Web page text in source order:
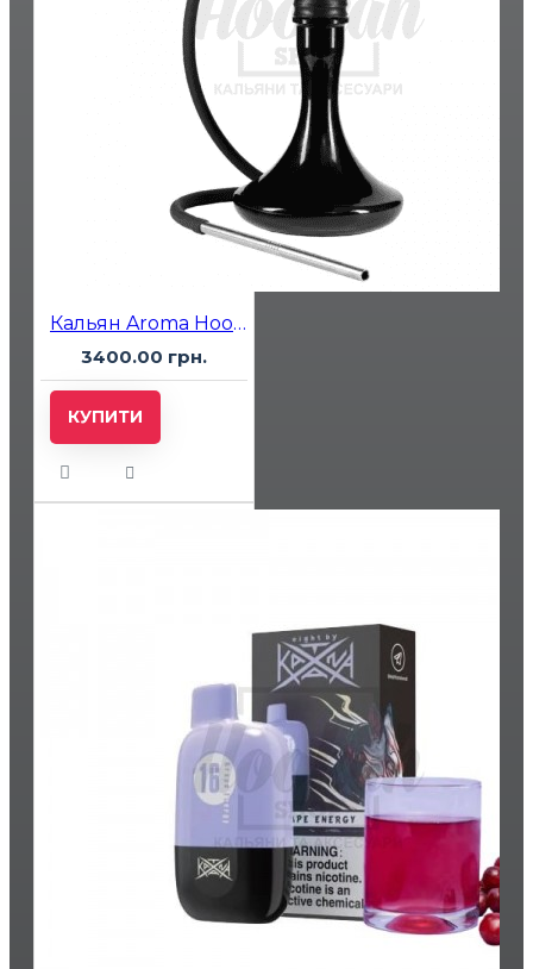
Кальян Aroma Hookah Charlie Black
3400.00 грн.
КУПИТИ